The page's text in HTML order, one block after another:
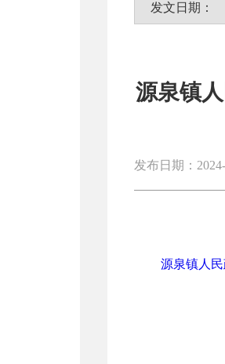
发文日期：
源泉镇
发布日期：
源泉镇人